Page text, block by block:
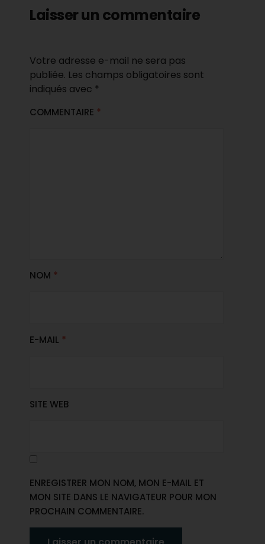
Laisser un commentaire
Votre adresse e-mail ne sera pas
publiée. Les champs obligatoires sont
indiqués avec *
COMMENTAIRE *
NOM *
E-MAIL *
SITE WEB
ENREGISTRER MON NOM, MON E-MAIL ET
MON SITE DANS LE NAVIGATEUR POUR MON
PROCHAIN COMMENTAIRE.